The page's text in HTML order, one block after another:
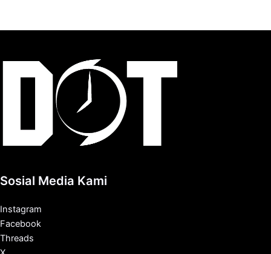
Sosial Media Kami
Instagram
Facebook
Threads